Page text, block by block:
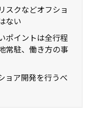
スクなどオフショ
ない
ポイントは全行程
常駐、働き方の事
ョア開発を行うべ